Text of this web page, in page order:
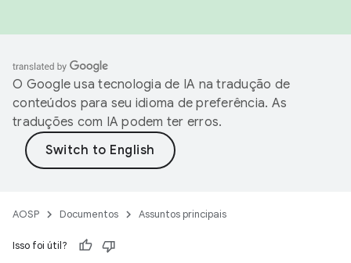
O Google usa tecnologia de IA na tradução de
conteúdos para seu idioma de preferência. As
traduções com IA podem ter erros.
AOSP Documentos Assuntos principais
Isso foi útil?